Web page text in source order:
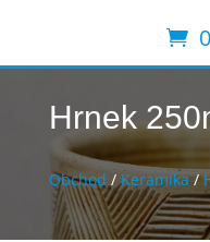
Hrnek
Obchod /Keramika/